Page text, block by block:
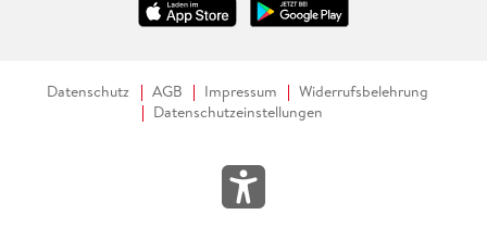
Datenschutz AGB Impressum
Widerrufsbelehrung
Datenschutzeinstellungen